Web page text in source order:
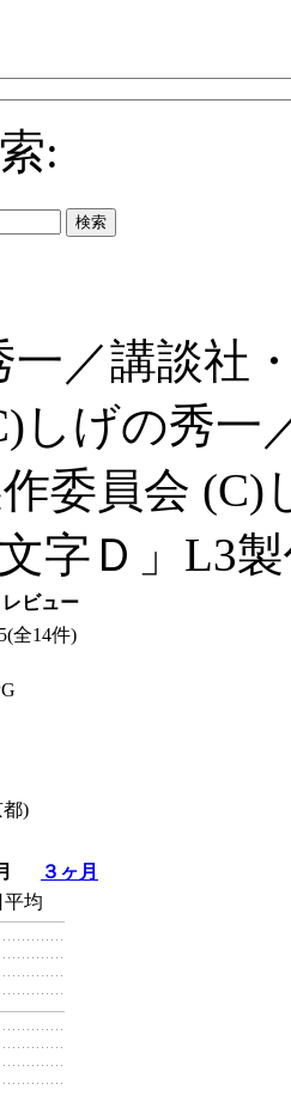
:
／講談社
しげの秀一
委員会 (C)
字Ｄ」L3
ビュー
全14件)
都)
３ヶ月
平均